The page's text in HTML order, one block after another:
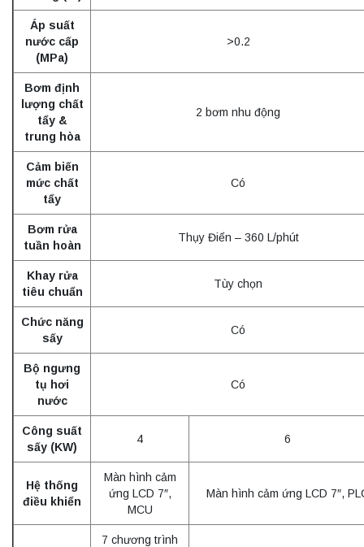
Áp suất
nước cấp
(MPa)
>0.2
Bơm định
lượng chất
tẩy &
trung hòa
2 bơm nhu động
Cảm biến
mức chất
tẩy
Có
Bơm rửa
tuần hoàn
Thụy Điển – 360 L/phút
Khay rửa
tiêu chuẩn
Tùy chọn
Chức năng
sấy
Có
Bộ ngưng
tụ hơi
nước
Có
Công suất
sấy (KW)
4 6
Hệ thống
điều khiển
Màn hình cảm
ứng LCD 7″,
MCU
Màn hình cảm ứng LCD 7″,
7 chương trình